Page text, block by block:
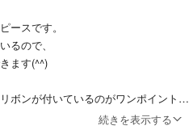
ースです。
るので、
ます(^^)
ボンが付いているのがワンポイントで
続きを表示する